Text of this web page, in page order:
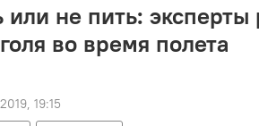
или не пить: эксперты
во время полета
19:15